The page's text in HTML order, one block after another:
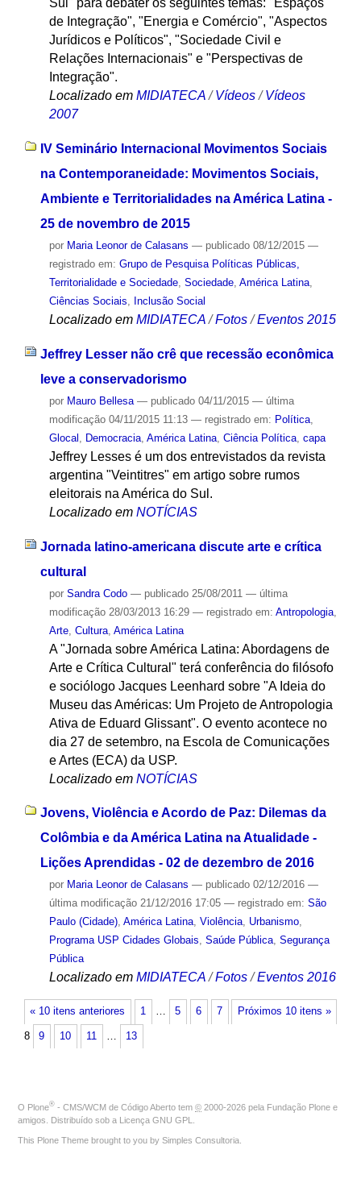
Sul" para debater os seguintes temas: "Espaços
de Integração", "Energia e Comércio", "Aspectos
Jurídicos e Políticos", "Sociedade Civil e
Relações Internacionais" e "Perspectivas de
Integração".
Localizado em MIDIATECA / Vídeos / Vídeos
2007
IV Seminário Internacional Movimentos Sociais
na Contemporaneidade: Movimentos Sociais,
Ambiente e Territorialidades na América Latina -
25 de novembro de 2015
por Maria Leonor de Calasans — publicado08/12/2015 —
registrado em: Grupo de Pesquisa Políticas Públicas,
Territorialidade e Sociedade, Sociedade, América Latina,
Ciências Sociais, Inclusão Social
Localizado em MIDIATECA /Fotos /Eventos 2015
Jeffrey Lesser não crê que recessão econômica
leve a conservadorismo
por Mauro Bellesa — publicado04/11/2015 — última
modificação04/11/2015 11:13 — registrado em: Política,
Glocal
Democracia, América Latina, Ciência Política, capa
Jeffrey Lesses é um dos entrevistados da revista
argentina "Veintitres" em artigo sobre rumos
eleitorais na América do Sul.
Localizado em NOTÍCIAS
Jornada latino-americana discute arte e crítica
cultural
por Sandra Codo — publicado25/08/2011 — última
modificação28/03/2013 16:29 — registrado em: Antropologia,
Arte, Cultura, América Latina
A "Jornada sobre América Latina: Abordagens de
Arte e Crítica Cultural" terá conferência do filósofo
e sociólogo Jacques Leenhard sobre "A Ideia do
Museu das Américas: Um Projeto de Antropologia
Ativa de Eduard Glissant". O evento acontece no
dia 27 de setembro, na Escola de Comunicações
e Artes (ECA) da USP.
Localizado em NOTÍCIAS
Jovens, Violência e Acordo de Paz: Dilemas da
Colômbia e da América Latina na Atualidade -
Lições Aprendidas - 02 de dezembro de 2016
por Maria Leonor de Calasans — publicado02/12/2016 —
última modificação21/12/2016 17:05 — registrado em: São
Paulo (Cidade), América Latina, Violência, Urbanismo,
Programa USP Cidades Globais, Saúde Pública, Segurança
Pública
Localizado em MIDIATECA /Fotos /Eventos 2016
« 10 itens anteriores Próximos 10 itens »
1 … 5 6 7
8 9 10 11 … 13
O Plone® - CMS/WCM de Código Aberto tem © 2000-2026 pela Fundação Plone e
amigos. Distribuído sob a Licença GNU GPL
This Plone Theme brought to you by Simples Consultoria